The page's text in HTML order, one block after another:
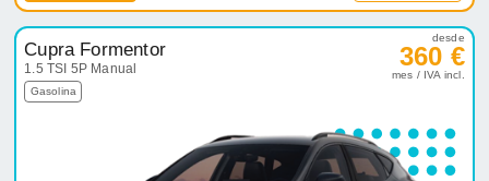
Cupra Formentor
1.5 TSI 5P Manual
Gasolina
desde
360 €
mes / IVA incl.